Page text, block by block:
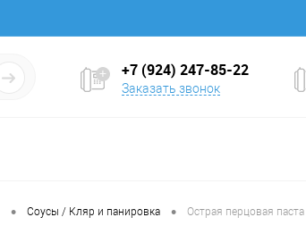
+7 (924) 247-85-22
Заказать звонок
• Соусы / Кляр и панировка • Острая перцовая